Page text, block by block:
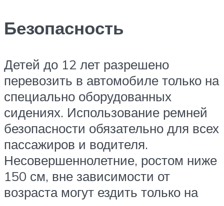
Безопасность
Детей до 12 лет разрешено
перевозить в автомобиле только на
специально оборудованных
сидениях. Использование ремней
безопасности обязательно для всех
пассажиров и водителя.
Несовершеннолетние, ростом ниже
150 см, вне зависимости от
возраста могут ездить только на